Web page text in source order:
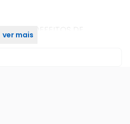
DEFEITOS DE
ver mais